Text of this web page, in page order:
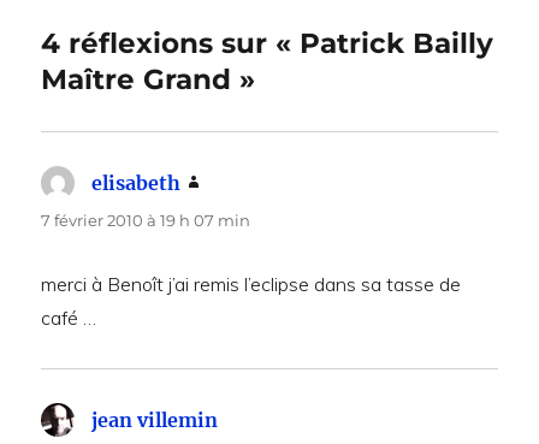
4 réflexions sur « Patrick Bailly
Maître Grand »
elisabeth
7 février 2010 à 19 h 07 min
merci à Benoît j’ai remis l’eclipse dans sa tasse de
café …
jean villemin